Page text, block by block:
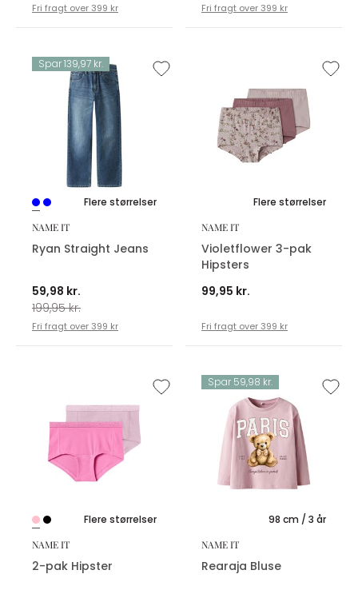
Fri fragt over 399 kr Fri fragt over 399 kr
Spar 139,97 kr.
Flere størrelser
NAME IT
Ryan Straight Jeans
59,98 kr.
199,95 kr.
Fri fragt over 399 kr
Flere størrelser
NAME IT
Violetflower 3-pak
Hipsters
99,95 kr.
Fri fragt over 399 kr
Flere størrelser
NAME IT
2-pak Hipster
Spar 59,98 kr.
98 cm / 3 år
NAME IT
Rearaja Bluse